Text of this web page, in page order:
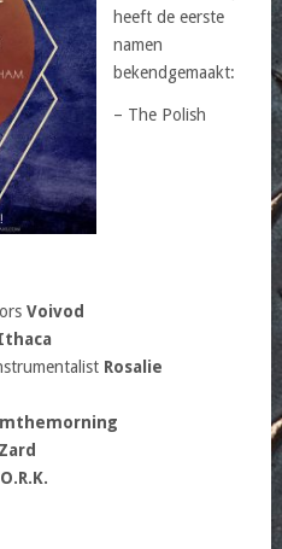
heeft de eerste
namen
bekendgemaakt:
– The Polish
Voivod
Rosalie
O.R.K.